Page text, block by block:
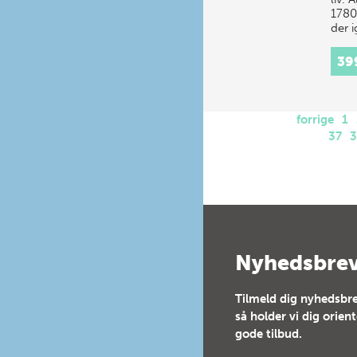
der
forrige 1
37
Tilmeld dig
så holder vi dig
gode tilbud.